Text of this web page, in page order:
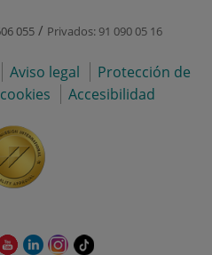
055 / Privados: 91 090 05 16
Aviso legal
Protección de
Accesibilidad
EsteEsteEsteEnlace